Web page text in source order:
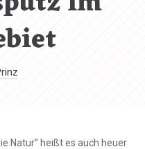
Natur” heißt es auch heuer